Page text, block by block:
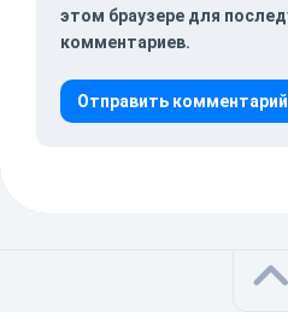
этом браузере для
комментариев.